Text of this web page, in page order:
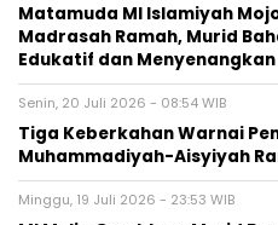
Matamuda MI Islamiyah
Madrasah Ramah, Murid
Edukatif dan Menyenangkan
Senin, 20 Juli 2026 - 08:54 WIB
Tiga Keberkahan Warnai
Muhammadiyah-Aisyiyah
Minggu, 19 Juli 2026 - 23:53 WIB